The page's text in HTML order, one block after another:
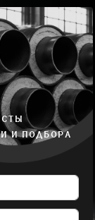
И ПОДБОРА